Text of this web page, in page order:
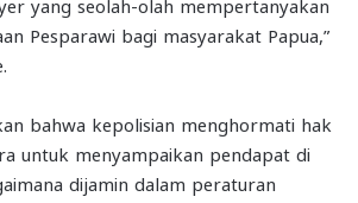
yang seolah-olah mempertanyakan
Pesparawi bagi masyarakat Papua,”
bahwa kepolisian menghormati hak
untuk menyampaikan pendapat di
dijamin dalam peraturan